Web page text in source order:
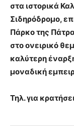
στα ιστορικά
Σιδηρόδρομο,
Πάρκο της
στο ονειρικό
καλύτερη
μοναδική
Τηλ. για